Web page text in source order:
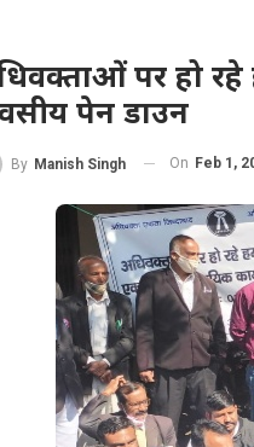
पर हो
पेन डाउन
By Manish Singh On Feb 1,